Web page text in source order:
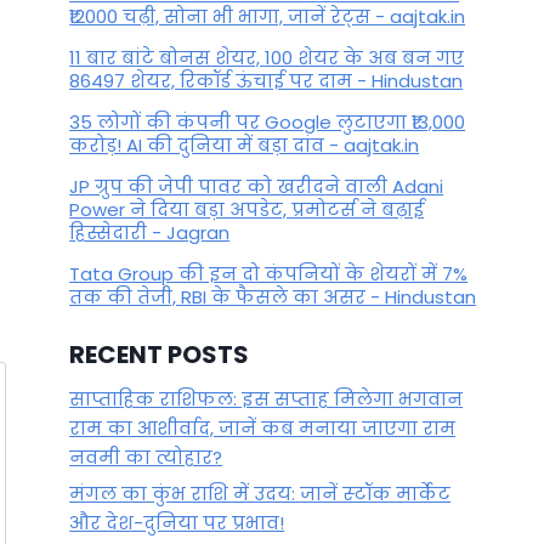
By December 3, 2023
₹12000 चढ़ी, सोना भी भागा, जानें रेट्स - aajtak.in
11 बार बांटे बोनस शेयर, 100 शेयर के अब बन गए
86497 शेयर, रिकॉर्ड ऊंचाई पर दाम - Hindustan
35 लोगों की कंपनी पर Google लुटाएगा ₹13,000
करोड़! AI की दुनिया में बड़ा दांव - aajtak.in
JP ग्रुप की जेपी पावर को खरीदने वाली Adani
Power ने दिया बड़ा अपडेट, प्रमोटर्स ने बढ़ाई
हिस्सेदारी - Jagran
Tata Group की इन दो कंपनियों के शेयरों में 7%
तक की तेजी, RBI के फैसले का असर - Hindustan
RECENT POSTS
साप्ताहिक राशिफल: इस सप्ताह मिलेगा भगवान
राम का आशीर्वाद, जानें कब मनाया जाएगा राम
नवमी का त्योहार?
मंगल का कुंभ राशि में उदय: जानें स्‍टॉक मार्केट
और देश-दुनिया पर प्रभाव!